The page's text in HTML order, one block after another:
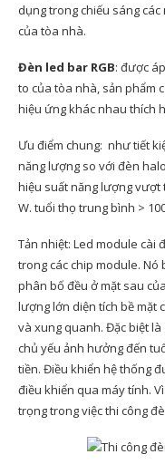
dụng trong chiếu sáng
của tòa nhà.
Đèn led bar RGB: được
to của tòa nhà, sản phẩm
hiệu ứng khác nhau thích
Ưu điểm chung: như tiết
năng lượng so với đèn
hiệu suất năng lượng vượt
W. tuổi thọ trung bình >
Tản nhiệt: Led module cài
trong các chip module. Nó
phân bố đều ở mặt sau
lượng lớn diện tích bề mặt
và xung quanh. Đặc biệt
chủ yếu ảnh hưởng đến
tiền. Điều khiển hệ thống
điều khiển qua máy tính.
trọng trong việc thi công